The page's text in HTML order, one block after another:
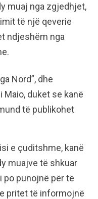
muaj nga zgjedhjet,
të një qeverie
ndjeshëm nga
Nord”, dhe
Maio, duket se kanë
të publikohet
e çuditshme, kanë
muajve të shkuar
po punojnë për të
pritet të informojnë